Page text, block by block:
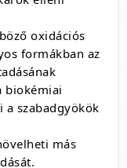
oxidációs
formákban az
biokémiai
szabadgyökök
más